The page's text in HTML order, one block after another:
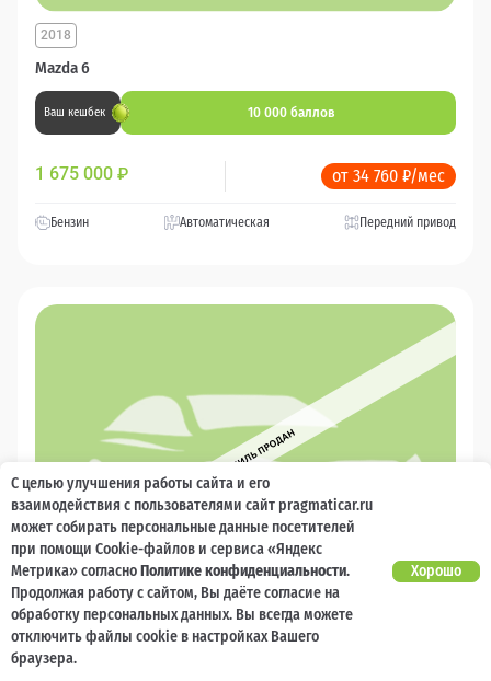
Mazda 6
2018
Ваш кешбек 10 000 баллов
1 675 000 ₽ от 34 760 ₽/мес
Бензин Автоматическая Передний привод
Mazda 6
2005
С целью улучшения работы сайта и его
взаимодействия с пользователями сайт pragmaticar.ru
может собирать персональные данные посетителей
при помощи Cookie-файлов и сервиса «Яндекс
Метрика» согласноПолитике конфиденциальности.
Продолжая работу с сайтом, Вы даёте согласие на
обработку персональных данных. Вы всегда можете
отключить файлы cookie в настройках Вашего
браузера.
Хорошо